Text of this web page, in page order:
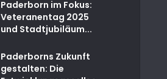
Paderborn im Fokus:
Veteranentag 2025
und Stadtjubiläum...
Paderborns Zukunft
gestalten: Die